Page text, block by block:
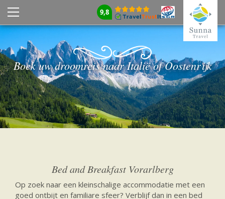
9,8
Boek uw droomreis naar Italië of Oostenrijk
Bed and Breakfast Vorarlberg
Op zoek naar een kleinschalige accommodatie met een
goed ontbijt en familiare sfeer? Verblijf dan in een bed